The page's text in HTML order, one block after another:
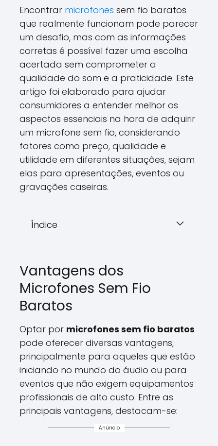
Encontrar microfones sem fio baratos
que realmente funcionam pode parecer
um desafio, mas com as informações
corretas é possível fazer uma escolha
acertada sem comprometer a
qualidade do som e a praticidade. Este
artigo foi elaborado para ajudar
consumidores a entender melhor os
aspectos essenciais na hora de adquirir
um microfone sem fio, considerando
fatores como preço, qualidade e
utilidade em diferentes situações, sejam
elas para apresentações, eventos ou
gravações caseiras.
Índice
Vantagens dos
Microfones Sem Fio
Baratos
Optar por microfones sem fio baratos
pode oferecer diversas vantagens,
principalmente para aqueles que estão
iniciando no mundo do áudio ou para
eventos que não exigem equipamentos
profissionais de alto custo. Entre as
principais vantagens, destacam-se:
Anúncio